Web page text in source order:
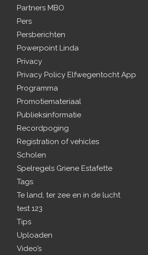
Partners MBO
Pers
Persberichten
Powerpoint Linda
Privacy
Privacy Policy Elfwegentocht App
Programma
Promotiemateriaal
Publieksinformatie
Recordpoging
Registration of vehicles
Scholen
Spelregels Griene Estafette
Tags
Te land, ter zee en in de lucht
test 123
Tips
Uploaden
Video’s